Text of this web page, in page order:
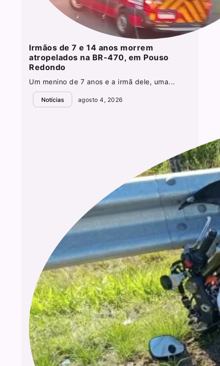
Irmãos de 7 e 14 anos morrem
atropelados na BR-470, em Pouso
Redondo
Um menino de 7 anos e a irmã dele, uma...
Notícias agosto 4, 2026